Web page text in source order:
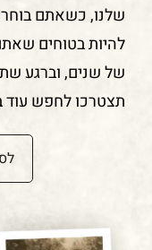
שלנו, כשאתם
להיות בטוחים
של שנים, וברגע
תצטרכו לחפש עוד